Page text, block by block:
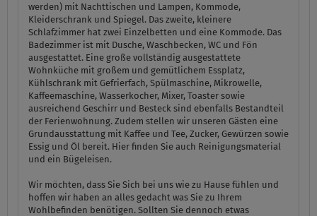
werden) mit Nachttischen und Lampen, Kommode,
Kleiderschrank und Spiegel. Das zweite, kleinere
Schlafzimmer hat zwei Einzelbetten und eine Kommode. Das
Badezimmer ist mit Dusche, Waschbecken, WC und Fön
ausgestattet. Eine große vollständig ausgestattete
Wohnküche mit großem und gemütlichem Essplatz,
Kühlschrank mit Gefrierfach, Spülmaschine, Mikrowelle,
Kaffeemaschine, Wasserkocher, Mixer, Toaster sowie
ausreichend Geschirr und Besteck sind ebenfalls Bestandteil
der Ferienwohnung. Zudem stellen wir unseren Gästen eine
Grundausstattung mit Kaffee und Tee, Zucker, Gewürzen sowie
Essig und Öl bereit. Hier finden Sie auch Reinigungsmaterial
und ein Bügeleisen.
Wir möchten, dass Sie Sich bei uns wie zu Hause fühlen und
hoffen wir haben an alles gedacht was Sie zu Ihrem
Wohlbefinden benötigen. Sollten Sie dennoch etwas